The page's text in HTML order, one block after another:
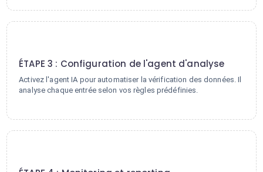
ÉTAPE 3 : Configuration de l'agent d'analyse
Activez l'agent IA pour automatiser la vérification des données. Il
analyse chaque entrée selon vos règles prédéfinies.